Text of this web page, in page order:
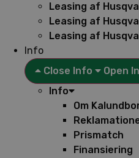
Leasing af
Leasing af
Leasing af
Info
Close Info
Open
Info
Om
Prismatch
Finansiering